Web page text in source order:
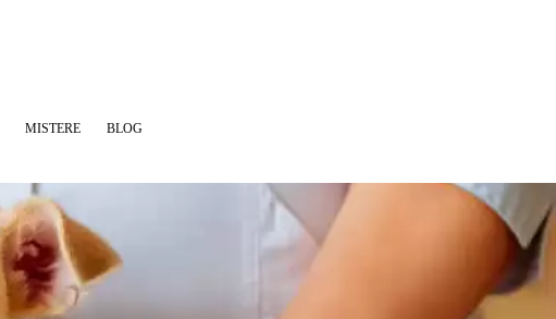
MISTERE BLOG